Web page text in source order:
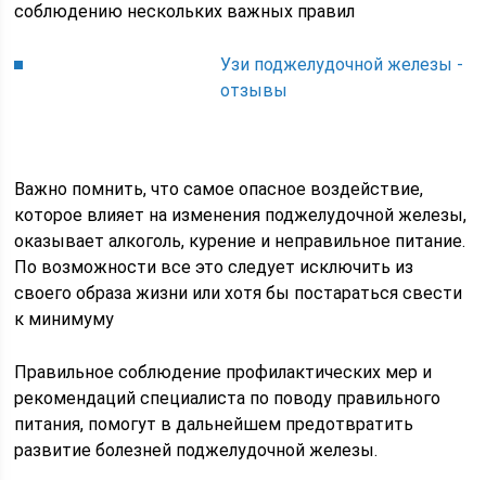
соблюдению нескольких важных правил
Узи поджелудочной железы -
отзывы
Важно помнить, что самое опасное воздействие,
которое влияет на изменения поджелудочной железы,
оказывает алкоголь, курение и неправильное питание.
По возможности все это следует исключить из
своего образа жизни или хотя бы постараться свести
к минимуму
Правильное соблюдение профилактических мер и
рекомендаций специалиста по поводу правильного
питания, помогут в дальнейшем предотвратить
развитие болезней поджелудочной железы.